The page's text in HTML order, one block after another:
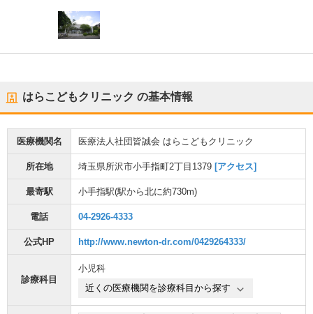
はらこどもクリニック の基本情報
医療機関名 医療法人社団皆誠会 はらこどもクリニック
所在地 埼玉県所沢市小手指町2丁目1379 [アクセス]
最寄駅 小手指駅(駅から北に約730m)
電話 04-2926-4333
公式HP http://www.newton-dr.com/0429264333/
診療科目
小児科
近くの医療機関を診療科目から探す